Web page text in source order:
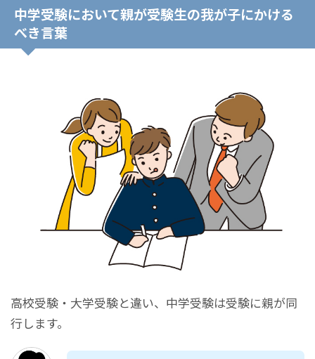
中学受験において親が受験生の我が子にかける
べき言葉
高校受験・大学受験と違い、中学受験は受験に親が同
行します。